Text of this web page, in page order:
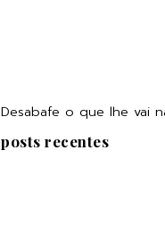
Desabafe o que lhe vai
posts recentes